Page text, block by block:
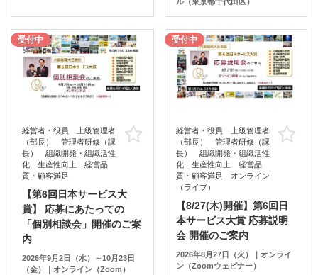
受付中
経営者・役員 上級管理者
（部長） 管理者研修（課
長） 組織開発・組織活性
化 生産性向上 経営品
質・顧客満足
お気に入り
【第6回日本サービス大
賞】 応募にあたっての
「個別相談会」開催のご案
内
2026年9月2日（水）～10月23日
（金）｜オンライン（Zoom）
受付中
経営者・役員 上級管理者
（部長） 管理者研修（課
長） 組織開発・組織活性
化 生産性向上 経営品
質・顧客満足 オンライン
（ライブ）
【8/27(木)開催】第6回日
本サービス大賞 応募説明
会 開催のご案内
2026年8月27日（火）｜オンライ
ン（Zoomウェビナー）